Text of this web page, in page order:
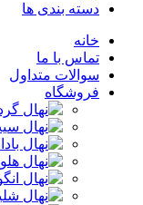
دسته بندی ها
خانه
تماس با ما
سوالات متداول
فروشگاه